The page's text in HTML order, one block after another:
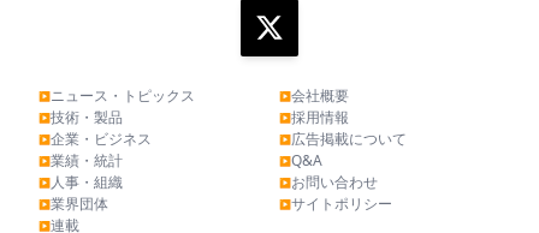
▶ ニュース・トピックス
▶ 技術・製品
▶ 企業・ビジネス
▶ 業績・統計
▶ 人事・組織
▶ 業界団体
▶ 連載
▶ 会社概要
▶ 採用情報
▶ 広告掲載について
▶ Q&A
▶ お問い合わせ
▶ サイトポリシー